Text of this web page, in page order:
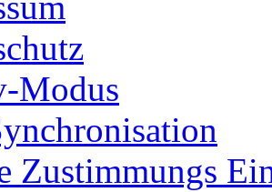
Modus
Zustimmungs